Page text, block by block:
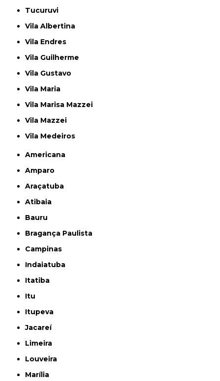
Tucuruvi
Vila Albertina
Vila Endres
Vila Guilherme
Vila Gustavo
Vila Maria
Vila Marisa Mazzei
Vila Mazzei
Vila Medeiros
Americana
Amparo
Araçatuba
Atibaia
Bauru
Bragança Paulista
Campinas
Indaiatuba
Itatiba
Itu
Itupeva
Jacareí
Limeira
Louveira
Marília